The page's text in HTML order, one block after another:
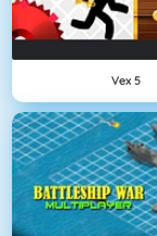
Vex 5